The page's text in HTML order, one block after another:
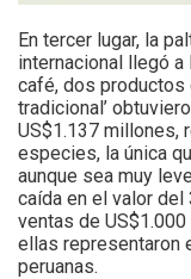
En tercer lugar, la
internacional llegó
café, dos productos
tradicional’
US$1.137 millones,
especies, la única
aunque sea muy
caída en el valor
ventas de
ellas representaron
peruanas.